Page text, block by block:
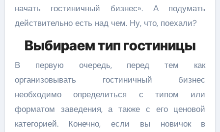
начать гостиничный бизнес». А подумать
действительно есть над чем. Ну, что, поехали?
Выбираем тип гостиницы
В первую очередь, перед тем как
организовывать гостиничный бизнес
необходимо определиться с типом или
форматом заведения, а также с его ценовой
категорией. Конечно, если вы новичок в